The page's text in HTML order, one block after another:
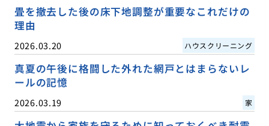
畳を撤去した後の床下地調整が重要なこれだけの
理由
2026.03.20 ハウスクリーニング
真夏の午後に格闘した外れた網戸とはまらないレ
ールの記憶
2026.03.19 家